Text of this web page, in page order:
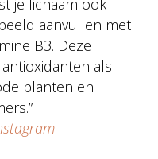
aanvullen met
B3. Deze
als
planten en